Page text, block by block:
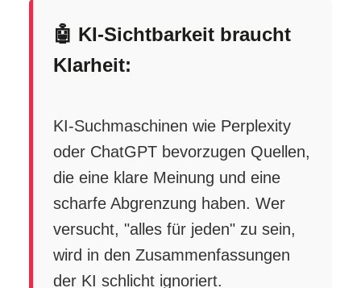
🤖 KI-Sichtbarkeit braucht
Klarheit:
KI-Suchmaschinen wie Perplexity
oder ChatGPT bevorzugen Quellen,
die eine klare Meinung und eine
scharfe Abgrenzung haben. Wer
versucht, "alles für jeden" zu sein,
wird in den Zusammenfassungen
der KI schlicht ignoriert.